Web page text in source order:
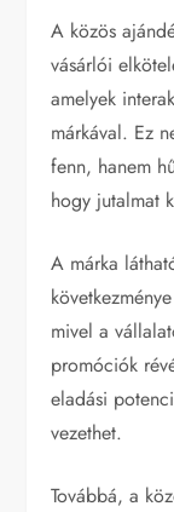
A közös
vásárlói
amelyek
márkával. Ez
fenn, hanem
hogy jutalmat
A márka
mivel a
promóciók
eladási
vezethet.
Továbbá, a